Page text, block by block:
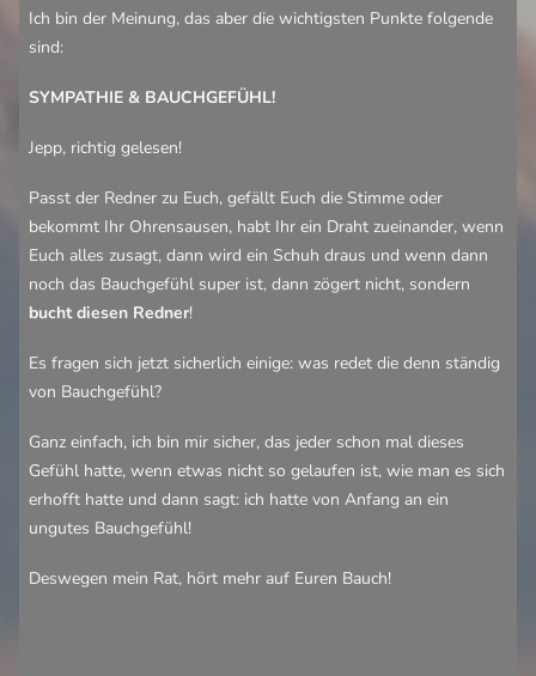
Ich bin der Meinung, das aber die wichtigsten Punkte folgende
sind:
SYMPATHIE & BAUCHGEFÜHL!
Jepp, richtig gelesen!
Passt der Redner zu Euch, gefällt Euch die Stimme oder
bekommt Ihr Ohrensausen, habt Ihr ein Draht zueinander, wenn
Euch alles zusagt, dann wird ein Schuh draus und wenn dann
noch das Bauchgefühl super ist, dann zögert nicht, sondern
bucht diesen Redner!
Es fragen sich jetzt sicherlich einige: was redet die denn ständig
von Bauchgefühl?
Ganz einfach, ich bin mir sicher, das jeder schon mal dieses
Gefühl hatte, wenn etwas nicht so gelaufen ist, wie man es sich
erhofft hatte und dann sagt: ich hatte von Anfang an ein
ungutes Bauchgefühl!
Deswegen mein Rat, hört mehr auf Euren Bauch!